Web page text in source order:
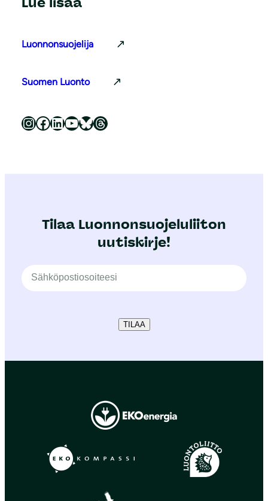
Luonnonsuojelija
Suomen Luonto
Luonnonsuojeluliitto Instagramissa Luonnonsuojeluliitto Facebookissa Luonnonsuojeluliitto LinkedInissä Luonnonsuojeluliiton YouTube-kanava Luonnonsuojeluliitto Blueskyssa Luonnonsuojeluliitto Threadsissa
Tilaa Luonnonsuojeluliiton
uutiskirje!
TILAA